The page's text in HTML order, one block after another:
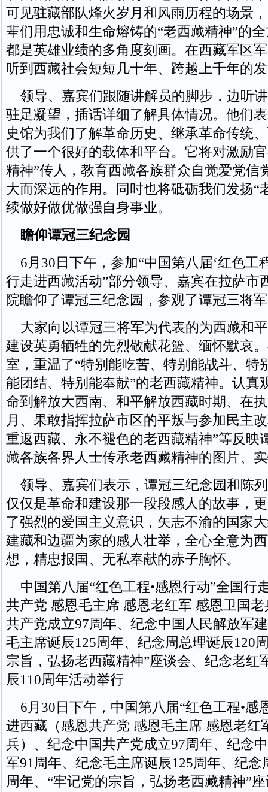
可见驻藏部队烽火岁月和风雨历程的场景
辈们用忠诚和生命熔铸的“老西藏精神”的
都是英雄业绩的多角度刻画。在西藏军区
听到西藏社会短短几十年、跨越上千年的
领导、嘉宾们跟随讲解员的脚步，边听
驻足凝望，插话详细了解具体情况。他们
史馆为我们了解革命历史、继承革命传统
供了一个很好的载体和平台。它将对激励
精神”传人，教育西藏各族群众自觉爱党信
大而深远的作用。同时也将砥砺我们发扬“
续做好做优做强自身事业。
瞻仰谭冠三纪念园
6月30日下午，参加“中国第八届‘红色工
行走进西藏活动”部分领导、嘉宾在拉萨市
院瞻仰了谭冠三纪念园，参观了谭冠三将
大家向以谭冠三将军为代表的为西藏和
建设英勇牺牲的先烈敬献花篮、缅怀默哀
室，重温了“特别能吃苦、特别能战斗、特
能团结、特别能奉献”的老西藏精神。认真
命到解放大西南、和平解放西藏时期、在
月、果敢指挥拉萨市区的平叛与参加民主
重返西藏、永不褪色的老西藏精神”等反映
藏各族各界人士传承老西藏精神的图片、
领导、嘉宾们表示，谭冠三纪念园和陈
仅仅是革命和建设那一段段感人的故事，
了强烈的爱国主义意识，矢志不渝的国家
建藏和边疆为家的感人壮举，全心全意为
想，精忠报国、无私奉献的赤子胸怀。
中国第八届“红色工程•感恩行动”全国行
共产党 感恩毛主席 感恩老红军 感恩卫国
共产党成立97周年、纪念中国人民解放军
毛主席诞辰125周年、纪念周总理诞辰120
宗旨，弘扬老西藏精神”座谈会、纪念老红
辰110周年活动举行
6月30日下午，中国第八届“红色工程•感
进西藏（感恩共产党 感恩毛主席 感恩老红
兵）、纪念中国共产党成立97周年、纪念
军91周年、纪念毛主席诞辰125周年、纪念
周年、“牢记党的宗旨，弘扬老西藏精神”